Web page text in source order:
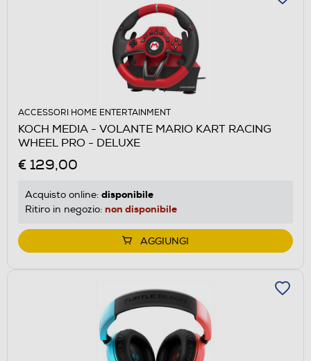
ACCESSORI HOME ENTERTAINMENT
KOCH MEDIA - VOLANTE MARIO KART RACING
WHEEL PRO - DELUXE
€ 129,00
Acquisto online: disponibile
Ritiro in negozio: non disponibile
AGGIUNGI